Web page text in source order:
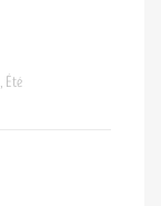
, Été